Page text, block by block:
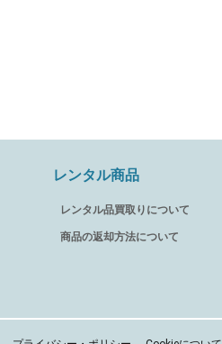
レンタル商品
レンタル品買取りについて
商品の返却方法について